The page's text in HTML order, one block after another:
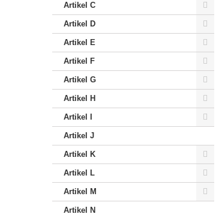
Artikel C
Artikel D
Artikel E
Artikel F
Artikel G
Artikel H
Artikel I
Artikel J
Artikel K
Artikel L
Artikel M
Artikel N